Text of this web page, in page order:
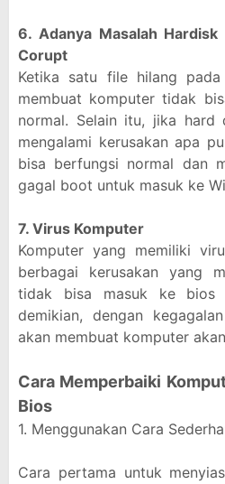
6. Adanya Masalah
Corupt
Ketika satu file hilang
membuat komputer tidak
normal. Selain itu, jika hard
mengalami kerusakan apa
bisa berfungsi normal dan
gagal boot untuk masuk ke
7. Virus Komputer
Komputer yang memiliki
berbagai kerusakan yang
tidak bisa masuk ke bios
demikian, dengan
akan membuat komputer
Cara Memperbaiki
Bios
1. Menggunakan Cara
Cara pertama untuk